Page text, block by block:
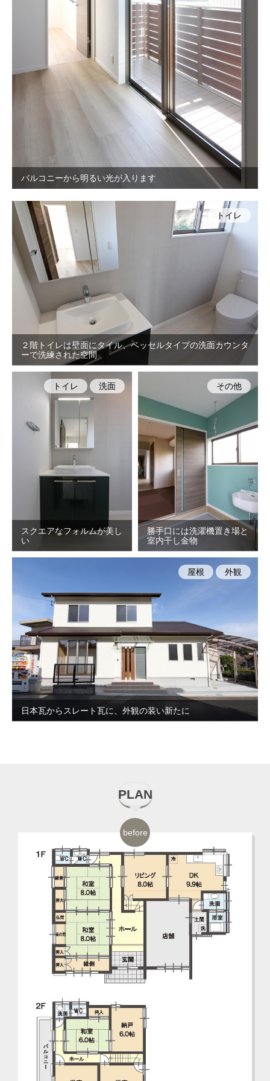
バルコニーから明るい光が入ります
２階トイレは壁面にタイル、ベッセルタイプの洗面カウンタ
ーで洗練された空間
トイレ
スクエアなフォルムが美し
い
トイレ 洗面
勝手口には洗濯機置き場と
室内干し金物
その他
日本瓦からスレート瓦に、外観の装い新たに
屋根 外観
PLAN
before